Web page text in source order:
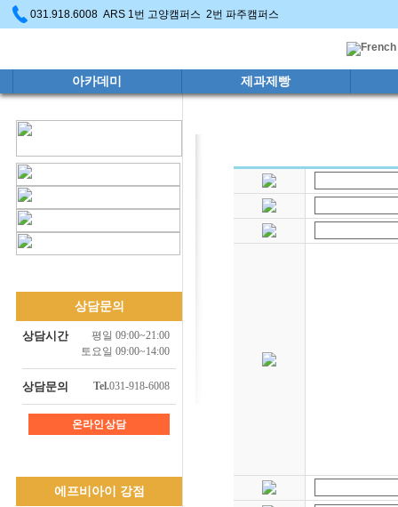
031.918.6008 ARS 1번 고양캠퍼스 2번 파주캠퍼스
아카데미 제과제빵
상담문의
상담시간
평일 09:00~21:00
토요일 09:00~14:00
상담문의 Tel.031-918-6008
온라인 상담
에프비아이 강점